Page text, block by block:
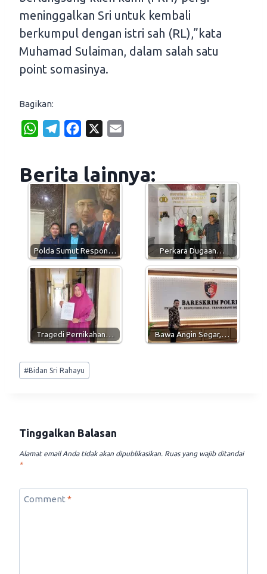
meninggalkan Sri untuk kembali
berkumpul dengan istri sah (RL),”kata
Muhamad Sulaiman, dalam salah satu
point somasinya.
Bagikan:
W
t
s
A
p
e
g
r
a
m
e
o
o
k
i
Berita lainnya:
Polda Sumut Respon… Perkara Dugaan…
Tragedi Pernikahan… Bawa Angin Segar,…
Post
Tags:
#Bidan Sri Rahayu
Tinggalkan Balasan
Alamat email Anda tidak akan dipublikasikan. Ruas yang wajib ditandai
*
Comment *